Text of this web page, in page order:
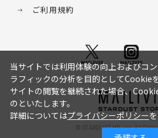
ご利用規約
© STARDUST HD. inc. All
当サイトでは利用体験の向上およびコ
ラフィックの分析を目的としてCookie
サイトの閲覧を継続された場合、
のといたします。
詳細についてはプライバシーポリシー